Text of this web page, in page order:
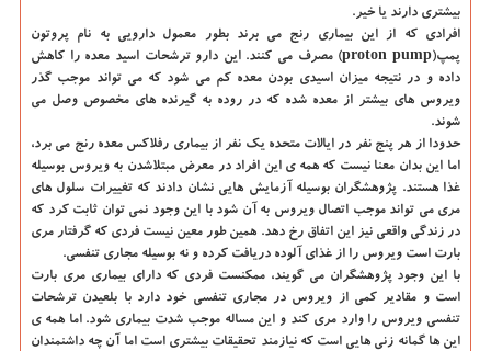
بیشتری دارند یا خیر.
افرادی که از این بیماری رنج می برند بطور معمول دارویی به نام پروتون
پمپ(proton pump) مصرف می کنند. این دارو ترشحات اسید معده را کاهش
داده و در نتیجه میزان اسیدی بودن معده کم می شود که می تواند موجب گذر
ویروس های بیشتر از معده شده که در روده به گیرنده های مخصوص وصل می
شوند.
حدودا از هر پنج نفر در ایالات متحده یک نفر از بیماری رفلاکس معده رنج می برد،
اما این بدان معنا نیست که همه ی این افراد در معرض مبتلاشدن به ویروس بوسیله
غذا هستند. پژوهشگران بوسیله آزمایش هایی نشان دادند که تغییرات سلول های
مری می تواند موجب اتصال ویروس به آن شود با این وجود نمی توان ثابت کرد که
در زندگی واقعی نیز این اتفاق رخ دهد. همین طور معین نیست فردی که گرفتار مری
بارت است ویروس را از غذای آلوده دریافت کرده و نه بوسیله مجاری تنفسی.
با این وجود پژوهشگران می گویند، ممکنست فردی که دارای بیماری مری بارت
است و مقادیر کمی از ویروس در مجاری تنفسی خود دارد با بلعیدن ترشحات
تنفسی ویروس را وارد مری کند و این مساله موجب شدت بیماری شود. اما همه ی
این ها گمانه زنی هایی است که نیازمند تحقیقات بیشتری استاما آن چه داشنمندان